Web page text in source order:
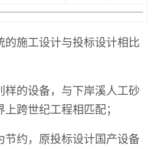
的施工设计与投标设计相比
的设备，与下岸溪人工砂
跨世纪工程相匹配；
约，原投标设计国产设备